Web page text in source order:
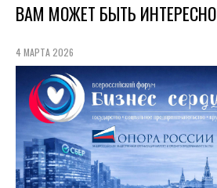
ВАМ МОЖЕТ БЫТЬ ИНТЕРЕСНО
4 МАРТА 2026